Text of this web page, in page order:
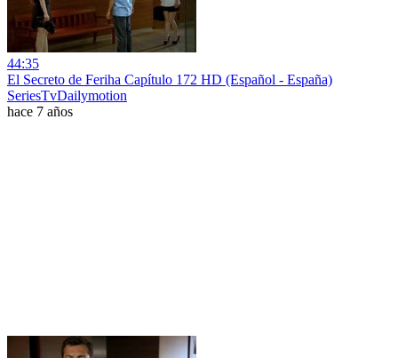
44:35
El Secreto de Feriha Capítulo 172 HD (Español - España)
SeriesTvDailymotion
hace 7 años